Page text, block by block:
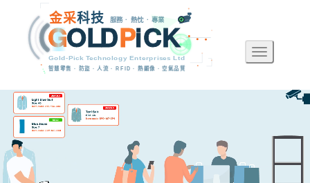
金采科技 服務 · 熱忱 · 專業
GOLDPiCK
Gold-Pick Technology Enterprises Ltd
智慧零售 · 防盜 · 人流 · RFID · 熱顯像 · 空氣品質
Toggle